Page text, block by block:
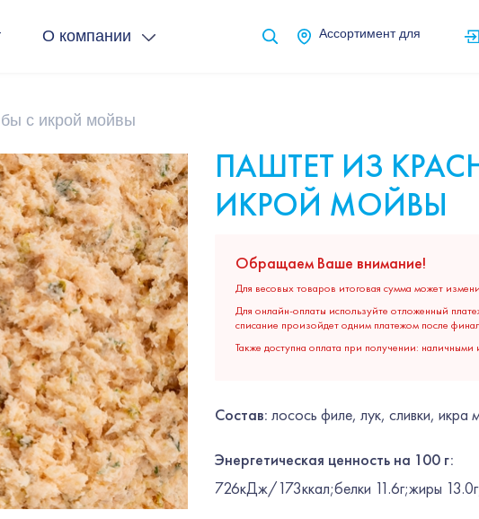
О компании Ассортимент для
с икрой мойвы
ПАШТЕТ ИЗ
ИКРОЙ МОЙВЫ
Обращаем Ваше внимание!
Для весовых товаров итоговая сумма может
Для онлайн-оплаты используйте отложенный
списание произойдет одним платежом после
Также доступна оплата при получении:
Состав: лосось филе, лук, сливки,
Энергетическая ценность на 100 г:
726кДж/173ккал;белки 11.6г;жиры